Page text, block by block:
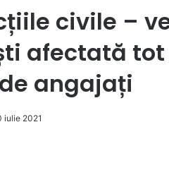
civile –
afectată
angajați
iulie 2021
via Email